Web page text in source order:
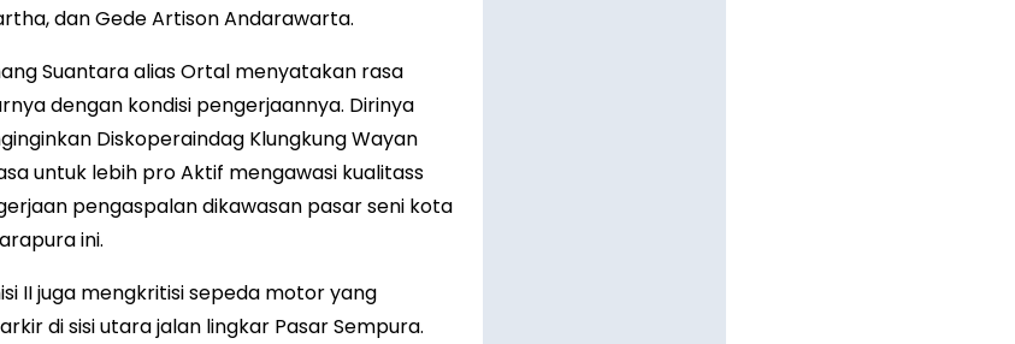
dan Gede Artison Andarawarta.
Suantara alias Ortal menyatakan rasa
dengan kondisi pengerjaannya. Dirinya
Diskoperaindag Klungkung Wayan
untuk lebih pro Aktif mengawasi kualitass
pengaspalan dikawasan pasar seni kota
ini.
II juga mengkritisi sepeda motor yang
di sisi utara jalan lingkar Pasar Sempura.